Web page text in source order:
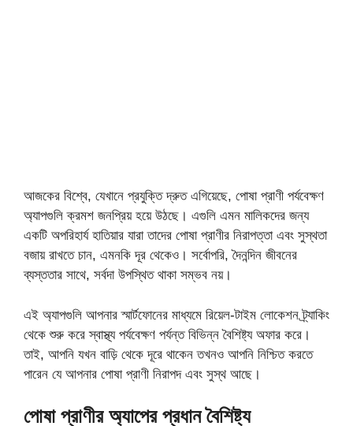
আজকের বিশ্বে, যেখানে প্রযুক্তি দ্রুত এগিয়েছে, পোষা প্রাণী পর্যবেক্ষণ
অ্যাপগুলি ক্রমশ জনপ্রিয় হয়ে উঠছে। এগুলি এমন মালিকদের জন্য
একটি অপরিহার্য হাতিয়ার যারা তাদের পোষা প্রাণীর নিরাপত্তা এবং সুস্থতা
বজায় রাখতে চান, এমনকি দূর থেকেও। সর্বোপরি, দৈনন্দিন জীবনের
ব্যস্ততার সাথে, সর্বদা উপস্থিত থাকা সম্ভব নয়।
এই অ্যাপগুলি আপনার স্মার্টফোনের মাধ্যমে রিয়েল-টাইম লোকেশন ট্র্যাকিং
থেকে শুরু করে স্বাস্থ্য পর্যবেক্ষণ পর্যন্ত বিভিন্ন বৈশিষ্ট্য অফার করে।
তাই, আপনি যখন বাড়ি থেকে দূরে থাকেন তখনও আপনি নিশ্চিত করতে
পারেন যে আপনার পোষা প্রাণী নিরাপদ এবং সুস্থ আছে।
পোষা প্রাণীর অ্যাপের প্রধান বৈশিষ্ট্য